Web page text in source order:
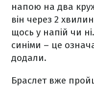
напою на два
він через 2
щось у напій чи
синіми – це
додали.
Браслет вже